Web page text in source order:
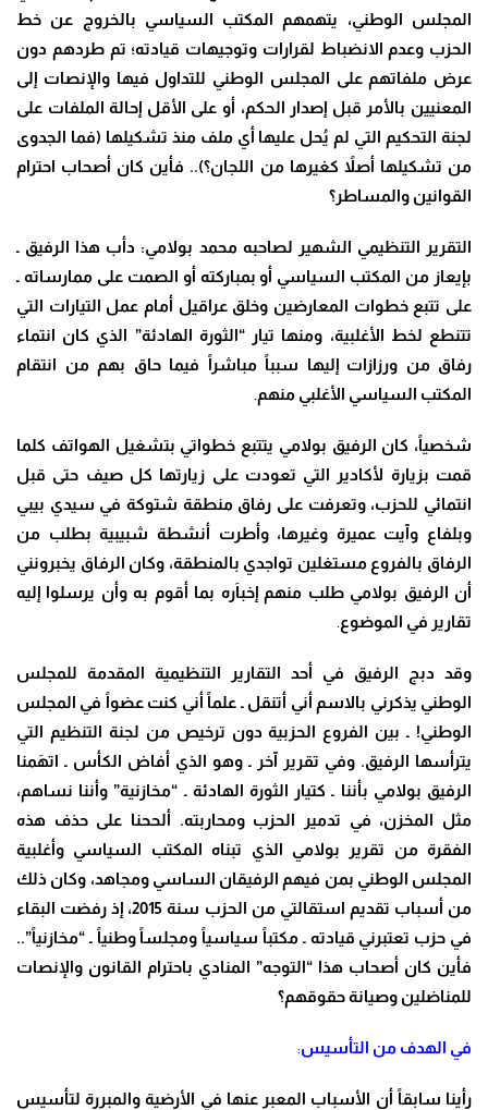
المجلس الوطني، يتهمهم المكتب السياسي بالخروج عن خط
الحزب وعدم الانضباط لقرارات وتوجيهات قيادته؛ تم طردهم دون
عرض ملفاتهم على المجلس الوطني للتداول فيها والإنصات إلى
المعنيين بالأمر قبل إصدار الحكم، أو على الأقل إحالة الملفات على
لجنة التحكيم التي لم يُحل عليها أي ملف منذ تشكيلها (فما الجدوى
من تشكيلها أصلاً كغيرها من اللجان؟).. فأين كان أصحاب احترام
القوانين والمساطر؟
التقرير التنظيمي الشهير لصاحبه محمد بولامي: دأب هذا الرفيق ـ
بإيعاز من المكتب السياسي أو بمباركته أو الصمت على ممارساته ـ
على تتبع خطوات المعارضين وخلق عراقيل أمام عمل التيارات التي
تتنطع لخط الأغلبية، ومنها تيار “الثورة الهادئة” الذي كان انتماء
رفاق من ورزازات إليها سبباً مباشراً فيما حاق بهم من انتقام
المكتب السياسي الأغلبي منهم
شخصياً، كان الرفيق بولامي يتتبع خطواتي بتشغيل الهواتف كلما
قمت بزيارة لأكادير التي تعودت على زيارتها كل صيف حتى قبل
انتمائي للحزب، وتعرفت على رفاق منطقة شتوكة في سيدي بيبي
وبلفاع وآيت عميرة وغيرها، وأطرت أنشطة شبيبية بطلب من
الرفاق بالفروع مستغلين تواجدي بالمنطقة، وكان الرفاق يخبرونني
أن الرفيق بولامي طلب منهم إخباَره بما أقوم به وأن يرسلوا إليه
تقارير في الموضوع
وقد دبج الرفيق في أحد التقارير التنظيمية المقدمة للمجلس
الوطني يذكرني بالاسم أني أتنقل ـ علماً أني كنت عضواً في المجلس
الوطني! ـ بين الفروع الحزبية دون ترخيص من لجنة التنظيم التي
يترأسها الرفيق. وفي تقرير آخر ـ وهو الذي أفاض الكأس ـ اتهَمنا
الرفيق بولامي بأننا ـ كتيار الثورة الهادئة ـ “مخازنية” وأننا نساهم،
مثل المخزن، في تدمير الحزب ومحاربته. ألححنا على حذف هذه
الفقرة من تقرير بولامي الذي تبناه المكتب السياسي وأغلبية
المجلس الوطني بمن فيهم الرفيقان الساسي ومجاهد، وكان ذلك
من أسباب تقديم استقالتي من الحزب سنة 2015، إذ رفضت البقاء
في حزب تعتبرني قيادته ـ مكتباً سياسياً ومجلساً وطنياً ـ “مخازنياً”..
فأين كان أصحاب هذا “التوجه” المنادي باحترام القانون والإنصات
للمناضلين وصيانة حقوقهم؟
في الهدف من التأسيس:
رأينا سابقاً أن الأسباب المعبر عنها في الأرضية والمبررة لتأسيس